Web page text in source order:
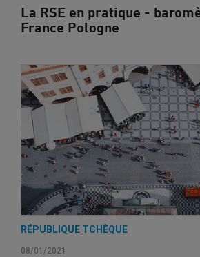
La RSE en pratique -
France Pologne
RÉPUBLIQUE TCHÈQUE
08/01/2021